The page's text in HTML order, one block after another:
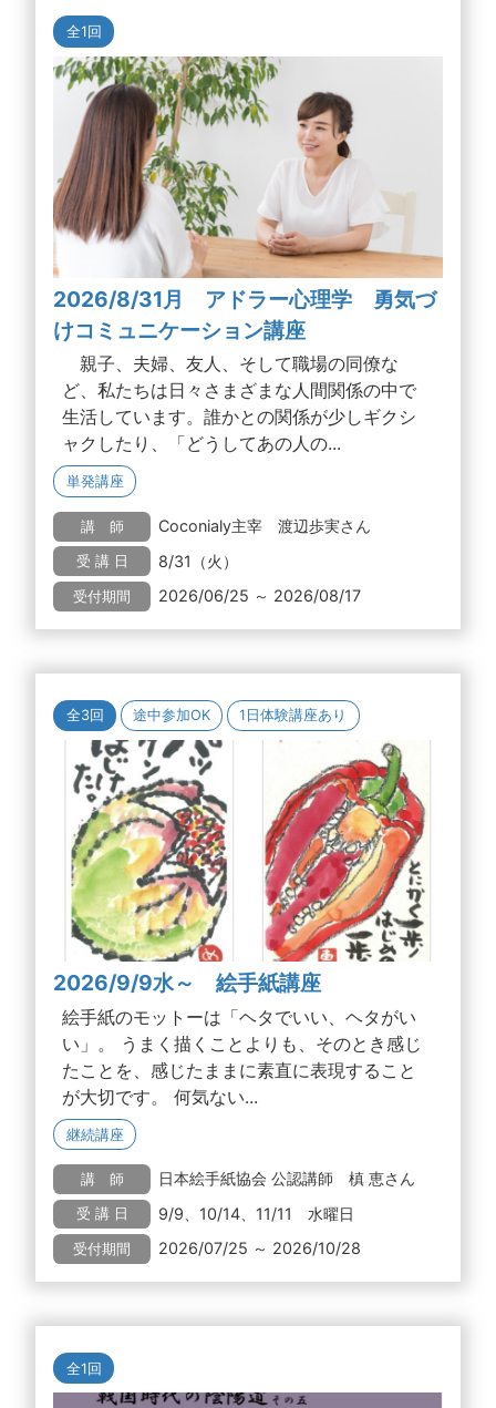
全1回
2026/8/31月 アドラー心理学 勇気づ
けコミュニケーション講座
親子、夫婦、友人、そして職場の同僚な
ど、私たちは日々さまざまな人間関係の中で
生活しています。誰かとの関係が少しギクシ
ャクしたり、「どうしてあの人の...
単発講座
講 師 Coconialy主宰 渡辺歩実さん
受 講 日 8/31（火）
受付期間 2026/06/25 ～ 2026/08/17
全3回 途中参加OK 1日体験講座あり
2026/9/9水～ 絵手紙講座
絵手紙のモットーは「ヘタでいい、ヘタがい
い」。 うまく描くことよりも、そのとき感じ
たことを、感じたままに素直に表現すること
が大切です。 何気ない...
継続講座
講 師 日本絵手紙協会 公認講師 槙 恵さん
受 講 日 9/9、10/14、11/11 水曜日
受付期間 2026/07/25 ～ 2026/10/28
全1回